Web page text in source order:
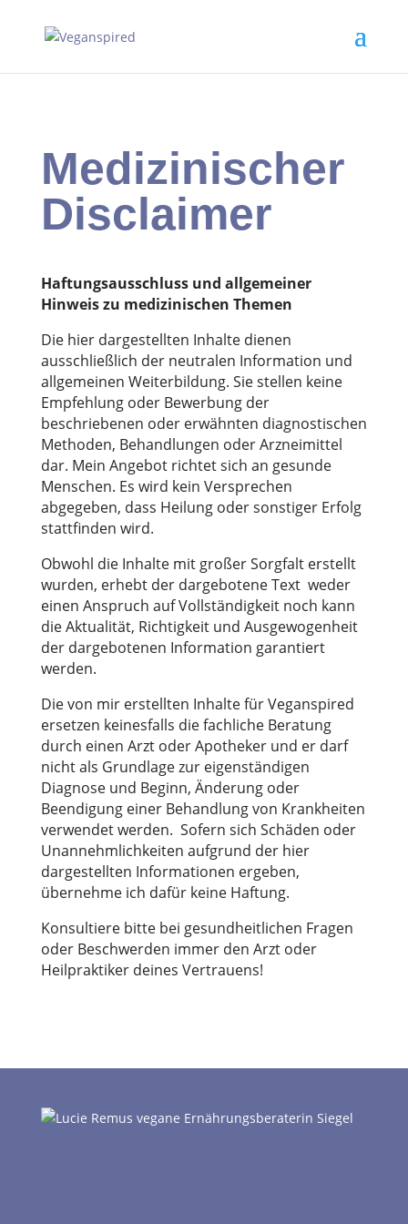
Medizinischer
Disclaimer
Haftungsausschluss und allgemeiner
Hinweis zu medizinischen Themen
Die hier dargestellten Inhalte dienen
ausschließlich der neutralen Information und
allgemeinen Weiterbildung. Sie stellen keine
Empfehlung oder Bewerbung der
beschriebenen oder erwähnten diagnostischen
Methoden, Behandlungen oder Arzneimittel
dar. Mein Angebot richtet sich an gesunde
Menschen. Es wird kein Versprechen
abgegeben, dass Heilung oder sonstiger Erfolg
stattfinden wird.
Obwohl die Inhalte mit großer Sorgfalt erstellt
wurden, erhebt der dargebotene Text weder
einen Anspruch auf Vollständigkeit noch kann
die Aktualität, Richtigkeit und Ausgewogenheit
der dargebotenen Information garantiert
werden.
Die von mir erstellten Inhalte für Veganspired
ersetzen keinesfalls die fachliche Beratung
durch einen Arzt oder Apotheker und er darf
nicht als Grundlage zur eigenständigen
Diagnose und Beginn, Änderung oder
Beendigung einer Behandlung von Krankheiten
verwendet werden. Sofern sich Schäden oder
Unannehmlichkeiten aufgrund der hier
dargestellten Informationen ergeben,
übernehme ich dafür keine Haftung.
Konsultiere bitte bei gesundheitlichen Fragen
oder Beschwerden immer den Arzt oder
Heilpraktiker deines Vertrauens!